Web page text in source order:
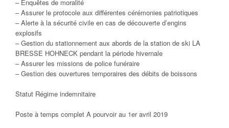
– Enquêtes de moralité
– Assurer le protocole aux différentes cérémonies patriotiques
– Alerte à la sécurité civile en cas de découverte d’engins
explosifs
– Gestion du stationnement aux abords de la station de ski LA
BRESSE HOHNECK pendant la période hivernale
– Assurer les missions de police funéraire
– Gestion des ouvertures temporaires des débits de boissons
Statut Régime indemnitaire
Poste à temps complet A pourvoir au 1er avril 2019